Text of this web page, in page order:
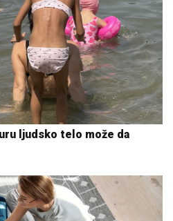
ljudsko telo može da